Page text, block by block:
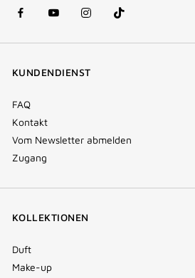
facebook
(new
youtube
(new
instagram
(new
Tik
Tok
KUNDENDIENST
FAQ
Kontakt
Vom Newsletter abmelden
Zugang
KOLLEKTIONEN
Duft
Make-up